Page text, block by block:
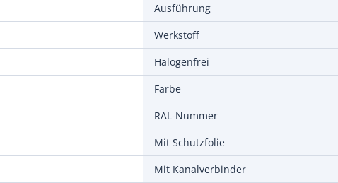
Ausführung
Werkstoff
Halogenfrei
Farbe
RAL-Nummer
Mit Schutzfolie
Mit Kanalverbinder